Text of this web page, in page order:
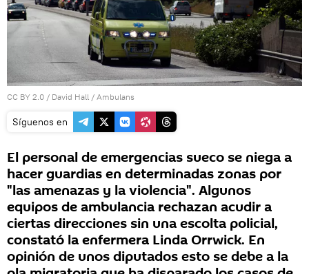
CC BY 2.0 / David Hall / Ambulans
Síguenos en
El personal de emergencias sueco se niega a
hacer guardias en determinadas zonas por
"las amenazas y la violencia". Algunos
equipos de ambulancia rechazan acudir a
ciertas direcciones sin una escolta policial,
constató la enfermera Linda Orrwick. En
opinión de unos diputados esto se debe a la